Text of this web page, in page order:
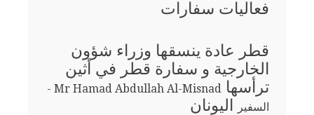
فعاليات سفارات
قطر عادة ينسقها وزراء شؤون
الخارجية و سفارة قطر في أثين
ترأسها
Mr Hamad Abdullah Al-Misnad -
السفير
اليونان